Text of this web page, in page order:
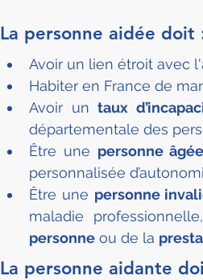
La personne aidée doit
Avoir un lien étroit avec
Habiter en France de
Avoir un taux
départementale des
Être une personne
personnalisée
Être une personne
maladie
personne ou de la
La personne aidante